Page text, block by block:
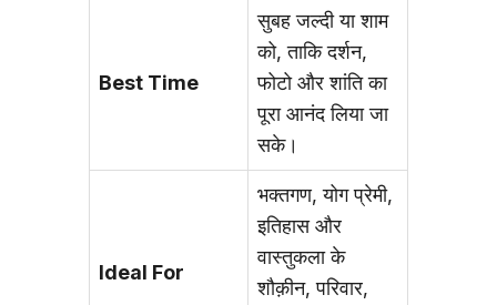
Best Time
सुबह जल्दी या शाम
को, ताकि दर्शन,
फोटो और शांति का
पूरा आनंद लिया जा
सके।
Ideal For
भक्तगण, योग प्रेमी,
इतिहास और
वास्तुकला के
शौक़ीन, परिवार,